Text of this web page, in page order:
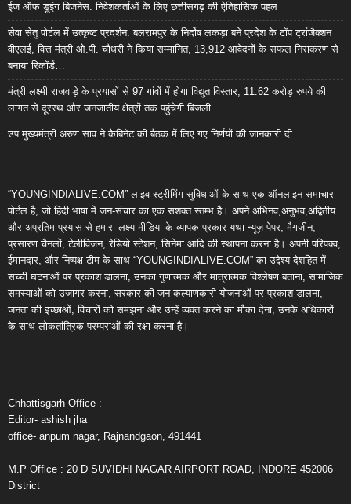
ईज ऑफ डूइंग बिजनेस: निवेशकर्ताओं के लिए छत्तीसगढ़ की ऐतिहासिक पहल
सेवा सेतु पोर्टल में उत्कृष्ट प्रदर्शन: बलरामपुर के निर्दोष लकड़ा बने प्रदेश के टॉप ट्रांजैक्शन
वीएलई, वित्त मंत्री ओ.पी. चौधरी ने किया सम्मानित, 13,912 आवेदनों के सफल निराकरण से
बनाया रिकॉर्ड…
मंत्री लक्ष्मी राजवाड़े के प्रयासों से 97 गांवों में होगा विद्युत विस्तार, 11.62 करोड़ रुपये की
लागत से दूरस्थ और जनजातीय क्षेत्रों तक पहुंचेगी बिजली…
उप मुख्यमंत्री अरुण साव ने कैबिनेट की बैठक में लिए गए निर्णयों की जानकारी दी….
“YOUNGINDIALIVE.COM” लाइव स्ट्रीमिंग सुविधाओं के साथ एक ऑनलाइन समाचार
पोर्टल है, जो हिंदी भाषा में जन-संचार का एक सशक्त स्तम्भ है। अपने अभिनव,अनुभव,अद्वितीय
और अप्रतिम प्रयास से हमारा लक्ष्य मीडिया के व्यापक प्रकार यथा न्यूज़ पेपर, मैगजीन,
प्रसारण चैनलों, टेलीविजन, रेडियो स्टेशन, सिनेमा आदि की स्थापना करना है। अपनी परिपक्व,
ईमानदार, और निष्पक्ष टीम के साथ “YOUNGINDIALIVE.COM” का उद्देश्य देशहित में
सच्ची घटनाओं पर प्रकाश डालना, उनका गुणात्मक और मात्रात्मक विश्लेषण बताना, सामाजिक
समस्याओं को उजागर करना, सरकार की जन-कल्याणकारी योजनाओं पर प्रकाश डालना,
जनता की इच्छाओं, विचारों को समझना और उन्हें व्यक्त करने का मौका देना, उनके अधिकारों
के साथ लोकतांत्रिक परम्पराओं की रक्षा करना है।
Chhattisgarh Office :
Editor- ashish jha
office- anpum nagar, Rajnandgaon, 491441
M.P Office : 20 D SUVIDHI NAGAR AIRPORT ROAD, INDORE 452006
District